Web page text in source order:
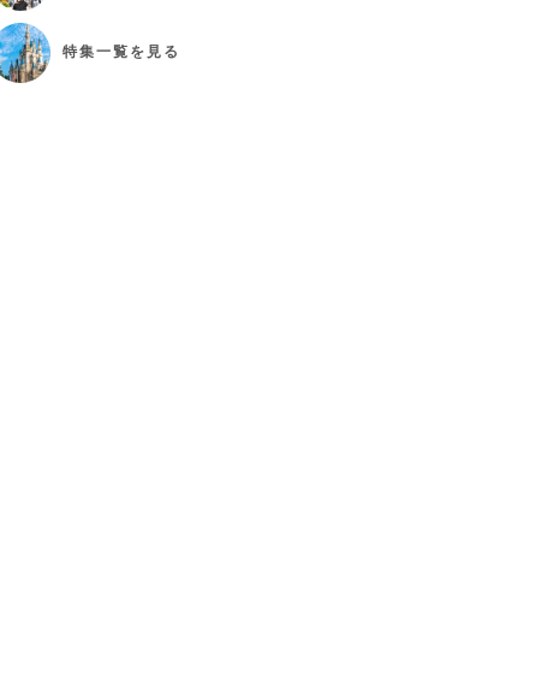
特集一覧を見る